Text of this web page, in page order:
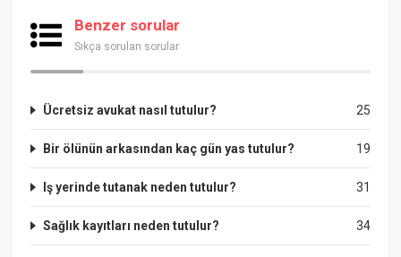
Benzer sorular
Sıkça sorulan sorular
25
Ücretsiz avukat nasıl tutulur?
19
Bir ölünün arkasından kaç gün yas tutulur?
31
Iş yerinde tutanak neden tutulur?
34
Sağlık kayıtları neden tutulur?